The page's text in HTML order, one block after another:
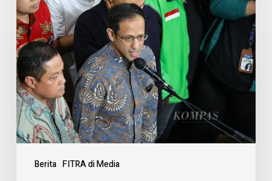
Berita FITRA di Media